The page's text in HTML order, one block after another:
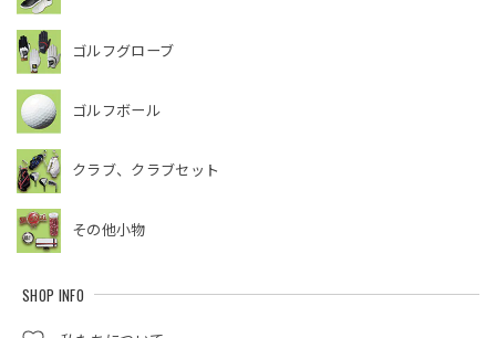
ゴルフグローブ
ゴルフボール
クラブ、クラブセット
その他小物
SHOP INFO